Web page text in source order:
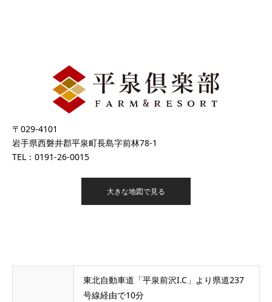
〒029-4101
岩手県西磐井郡平泉町長島字前林78-1
TEL：0191-26-0015
大きな地図で見る
東北自動車道「平泉前沢I.C」より県道237
号線経由で10分